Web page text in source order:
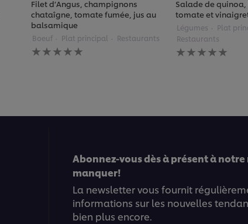
Filet d’Angus, champignons
chataîgne, tomate fumée, jus au
balsamique
Boeuf Plat principal Restaurants
Aucune
évaluation
Salade de quinoa,
tomate et
Légumes
Plat
Restaurants
Aucune
évaluation
Abonnez-vous dès à présent à
manquer!
La newsletter vous fournit
informations sur les nouvelles
bien plus encore.